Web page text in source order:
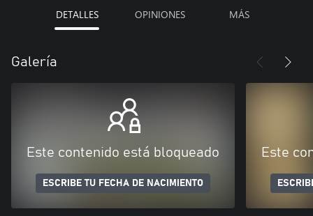
DETALLES OPINIONES MÁS
Galería
Este contenido está bloqueado
ESCRIBE TU FECHA DE NACIMIENTO
Este